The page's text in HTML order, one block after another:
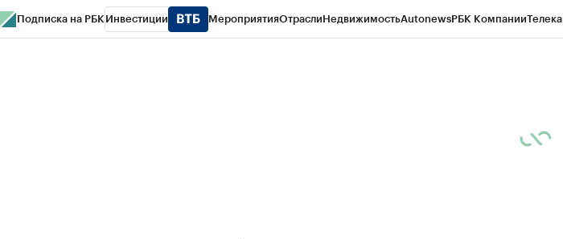
Подписка на РБК Инвестиции МероприятияОтраслиНедвижимостьAutonewsРБК Компании